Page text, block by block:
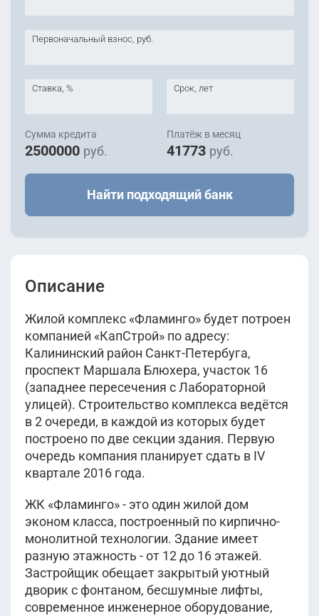
Первоначальный взнос, руб.
Ставка, % Срок, лет
Сумма кредита
2500000 руб.
Платёж в месяц
41773 руб.
Найти подходящий банк
Описание
Жилой комплекс «Фламинго» будет потроен
компанией «КапСтрой» по адресу:
Калининский район Санкт-Петербуга,
проспект Маршала Блюхера, участок 16
(западнее пересечения с Лабораторной
улицей). Строительство комплекса ведётся
в 2 очереди, в каждой из которых будет
построено по две секции здания. Первую
очередь компания планирует сдать в IV
квартале 2016 года.
ЖК «Фламинго» - это один жилой дом
эконом класса, построенный по кирпично-
монолитной технологии. Здание имеет
разную этажность - от 12 до 16 этажей.
Застройщик обещает закрытый уютный
дворик с фонтаном, бесшумные лифты,
современное инженерное оборудование,